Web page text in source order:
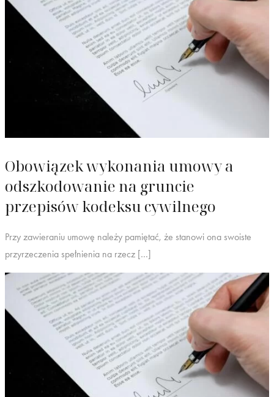
Obowiązek wykonania umowy a
odszkodowanie na gruncie
przepisów kodeksu cywilnego
Przy zawieraniu umowę należy pamiętać, że stanowi ona swoiste
przyrzeczenia spełnienia na rzecz […]